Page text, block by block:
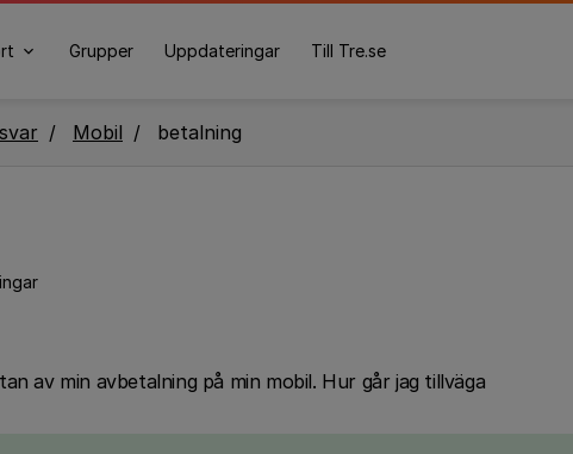
Grupper Uppdateringar Till Tre.se
Mobil betalning
av min avbetalning på min mobil. Hur går jag tillväga